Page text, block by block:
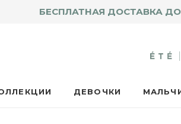
БЕСПЛАТНАЯ ДОСТАВКА
ДЕВОЧКИ